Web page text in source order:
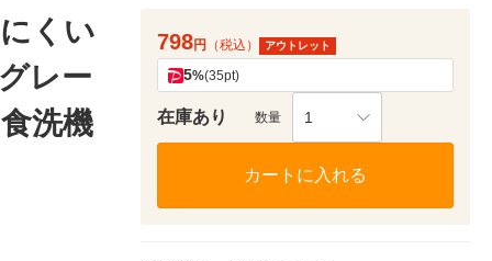
くい
レー
洗機
798円 （税込） アウトレット
5%(35pt)
在庫あり 数量 1
カートに入れる